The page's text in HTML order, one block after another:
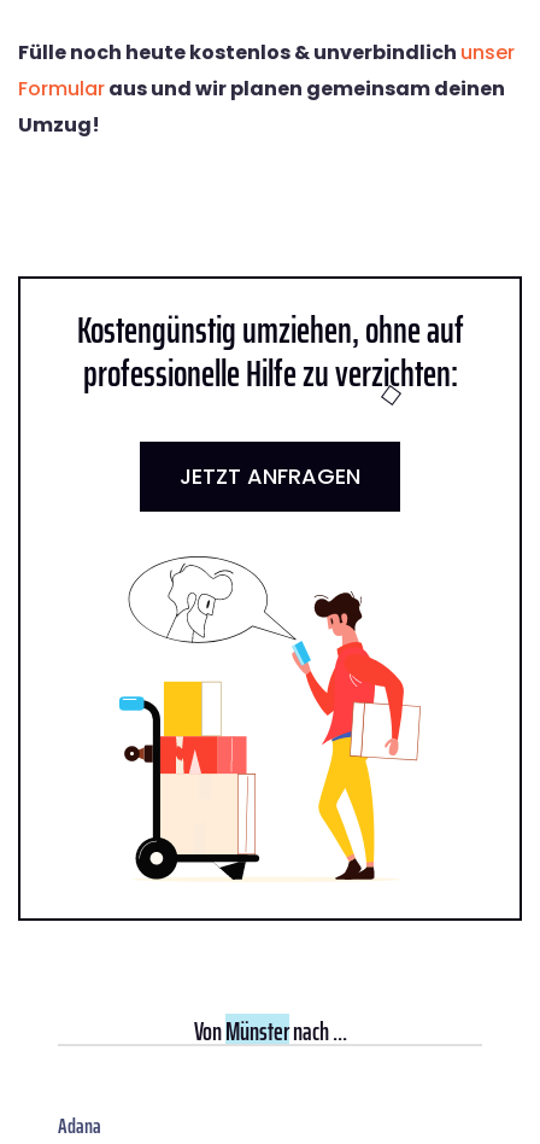
Fülle noch heute kostenlos & unverbindlich unser
Formularaus und wir planen gemeinsam deinen
Umzug!
Kostengünstig umziehen, ohne auf
professionelle Hilfe zu verzichten:
JETZT ANFRAGEN
VonMünsternach ...
Adana